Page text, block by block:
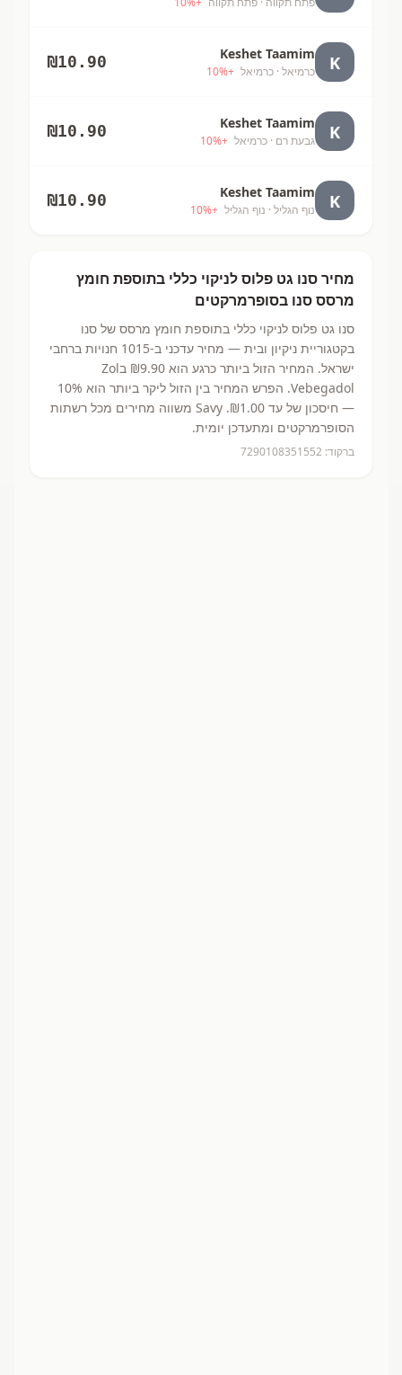
K
Keshet Taamim
כרמיאל · כרמיאל +
10%
₪10.90
K
Keshet Taamim
גבעת רם · כרמיאל +
10%
₪10.90
K
Keshet Taamim
נוף הגליל · נוף הגליל +
10%
₪10.90
מחיר סנו גט פלוס לניקוי כללי בתוספת חומץ
מרסס סנו בסופרמרקטים
סנו גט פלוס לניקוי כללי בתוספת חומץ מרסס של סנו
בקטגוריית ניקיון ובית — מחיר עדכני ב-1015 חנויות ברחבי
ישראל. המחיר הזול ביותר כרגע הוא ₪9.90
בZol
Vebegadol.
הפרש המחיר בין הזול ליקר ביותר הוא 10%
— חיסכון של עד ₪1.00.
Savy משווה מחירים מכל רשתות
הסופרמרקטים ומתעדכן יומית.
ברקוד: 7290108351552